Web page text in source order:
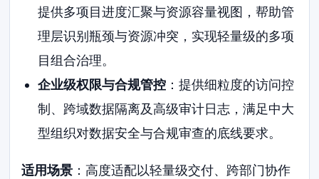
提供多项目进度汇聚与资源容量视图，帮助管
理层识别瓶颈与资源冲突，实现轻量级的多项
目组合治理。
企业级权限与合规管控：提供细粒度的访问控
制、跨域数据隔离及高级审计日志，满足中大
型组织对数据安全与合规审查的底线要求。
适用场景 ：高度适配以轻量级交付、跨部门协作